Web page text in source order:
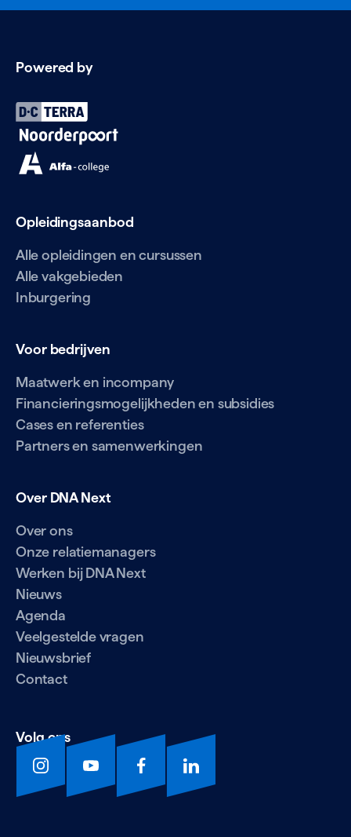
Powered by
Opleidingsaanbod
Alle opleidingen en cursussen
Alle vakgebieden
Inburgering
Voor bedrijven
Maatwerk en incompany
Financieringsmogelijkheden en subsidies
Cases en referenties
Partners en samenwerkingen
Over DNA Next
Over ons
Onze relatiemanagers
Werken bij DNA Next
Nieuws
Agenda
Veelgestelde vragen
Nieuwsbrief
Contact
Volg ons